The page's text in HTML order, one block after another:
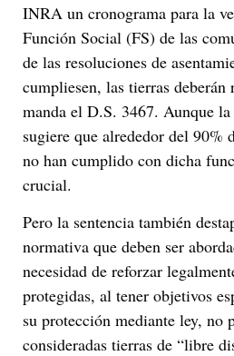
INRA un cronograma para la
Función Social (FS) de las
de las resoluciones de
cumpliesen, las tierras
manda el D.S. 3467. Aunque
sugiere que alrededor del 90%
no han cumplido con dicha
crucial.
Pero la sentencia también
normativa que deben ser
necesidad de reforzar
protegidas, al tener objetivos
su protección mediante ley, no
consideradas tierras de “libre